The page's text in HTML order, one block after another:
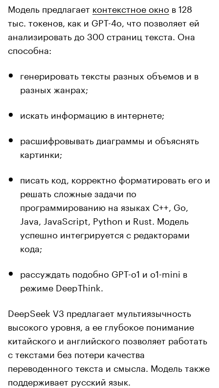
Модель предлагает контекстное окно в 128
тыс. токенов, как и GPT-4o, что позволяет ей
анализировать до 300 страниц текста. Она
способна:
генерировать тексты разных объемов и в
разных жанрах;
искать информацию в интернете;
расшифровывать диаграммы и объяснять
картинки;
писать код, корректно форматировать его и
решать сложные задачи по
программированию на языках C++, Go,
Java, JavaScript, Python и Rust. Модель
успешно интегрируется с редакторами
кода;
рассуждать подобно GPT-o1 и o1-mini в
режиме DeepThink.
DeepSeek V3 предлагает мультиязычность
высокого уровня, а ее глубокое понимание
китайского и английского позволяет работать
с текстами без потери качества
переводенного текста и смысла. Модель также
поддерживает русский язык.